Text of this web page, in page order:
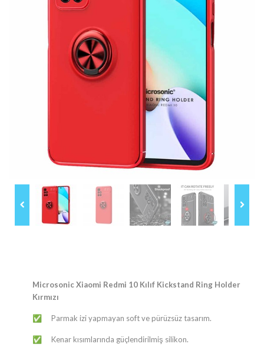
Microsonic Xiaomi Redmi 10 Kılıf Kickstand Ring Holder
Kırmızı
✅ Parmak izi yapmayan soft ve pürüzsüz tasarım.
✅ Kenar kısımlarında güçlendirilmiş silikon.